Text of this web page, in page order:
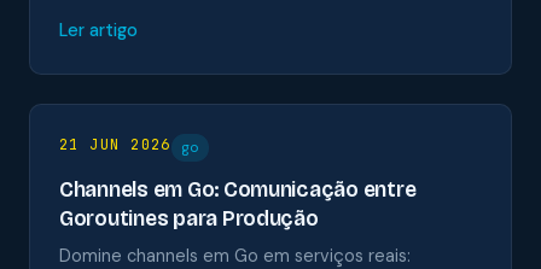
Ler artigo
21 JUN 2026 go
Channels em Go: Comunicação entre
Goroutines para Produção
Domine channels em Go em serviços reais: